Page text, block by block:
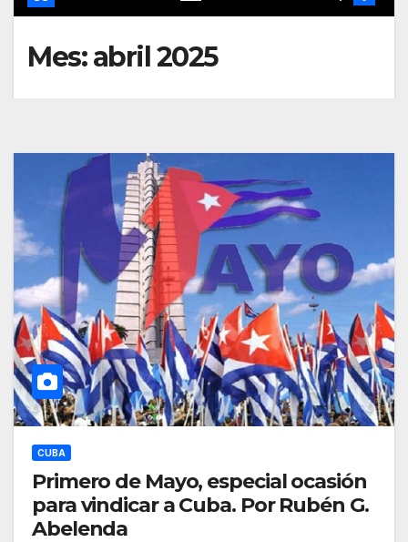
Mes:abril 2025
CUBA
Primero de Mayo, especial ocasión
para vindicar a Cuba. Por Rubén G.
Abelenda